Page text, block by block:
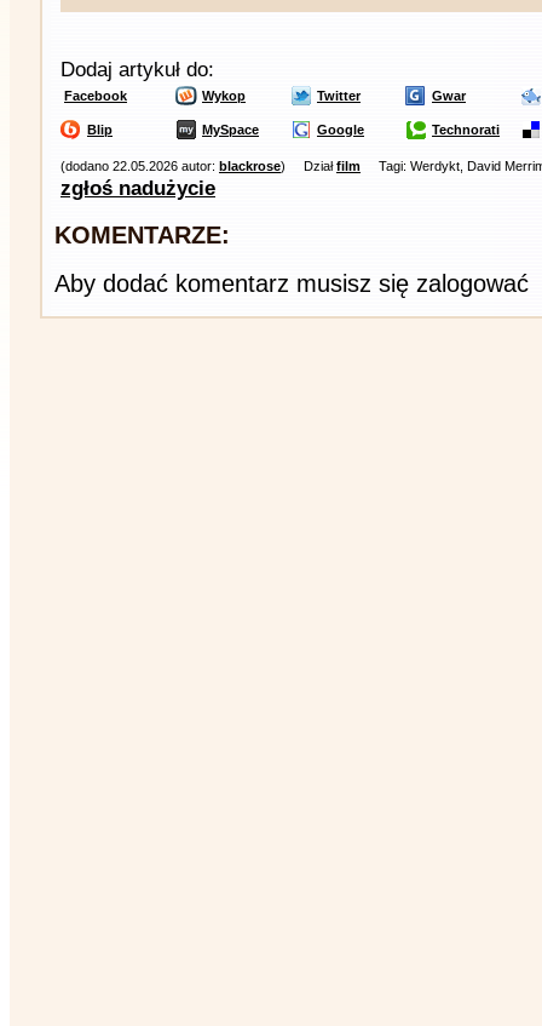
Dodaj artykuł do:
Facebook Wykop Twitter Gwar
Blip MySpace Google Technorati
(dodano 22.05.2026 autor: blackrose) Działfilm Tagi: Werdykt, David
zgłoś nadużycie
KOMENTARZE:
Aby dodać komentarz musisz się zalogować